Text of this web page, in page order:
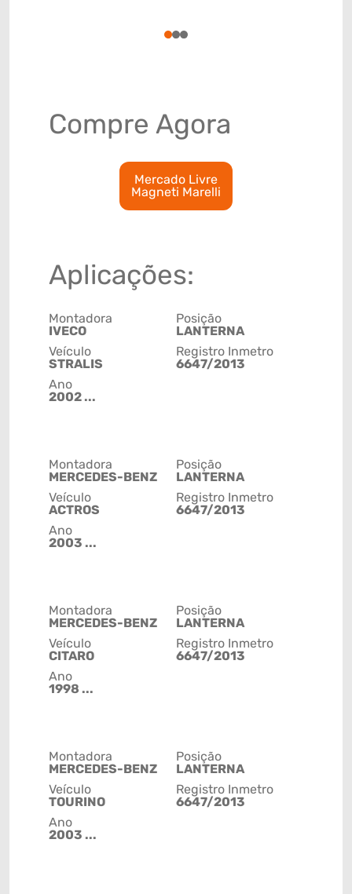
123
Compre Agora
Mercado Livre
Magneti Marelli
Aplicações:
Montadora
IVECO
Veículo
STRALIS
Ano
2002 ...
Posição
LANTERNA
Registro Inmetro
6647/2013
Montadora
MERCEDES-BENZ
Veículo
ACTROS
Ano
2003 ...
Posição
LANTERNA
Registro Inmetro
6647/2013
Montadora
MERCEDES-BENZ
Veículo
CITARO
Ano
1998 ...
Posição
LANTERNA
Registro Inmetro
6647/2013
Montadora
MERCEDES-BENZ
Veículo
TOURINO
Ano
2003 ...
Posição
LANTERNA
Registro Inmetro
6647/2013